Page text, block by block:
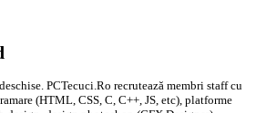
PCTecuci.Ro recrutează membri staff cu
(HTML, CSS, C, C++, JS, etc), platforme